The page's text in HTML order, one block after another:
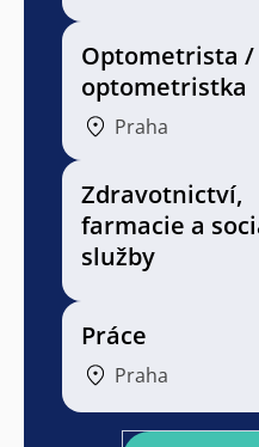
Optometrista /
optometristka
Praha
Zdravotnictví,
farmacie a
služby
Práce
Praha